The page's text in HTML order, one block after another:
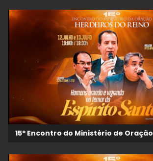
15º Encontro do Ministério de Oração